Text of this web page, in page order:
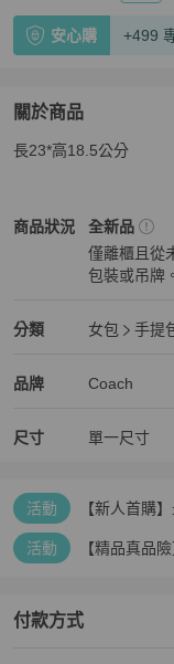
安心購 +499
關於商品
關於美國全新
長23*高18.5公分
商品狀況
Coach女包 商品狀態與
全新品
僅離櫃且從
包裝或吊牌。
分類
Coach 分類資訊
女包
手提
品牌
Coach 女包品牌介紹
Coach
Coach 推薦清單
尺寸 單一尺寸
活動 【新人首購
活動 【精品真品
付款方式